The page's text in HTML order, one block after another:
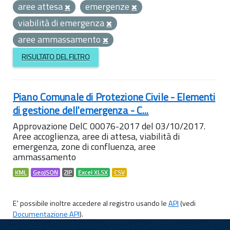
aree attesa
emergenze
viabilità di emergenza
aree ammassamento
RISULTATO DEL FILTRO
Piano Comunale di Protezione Civile - Elementi
di gestione dell'emergenza - C...
Approvazione DelC 00076-2017 del 03/10/2017.
Aree accoglienza, aree di attesa, viabilità di
emergenza, zone di confluenza, aree
ammassamento
KML GeoJSON ZIP Excel XLSX CSV
E' possibile inoltre accedere al registro usando leAPI(vedi
Documentazione API).